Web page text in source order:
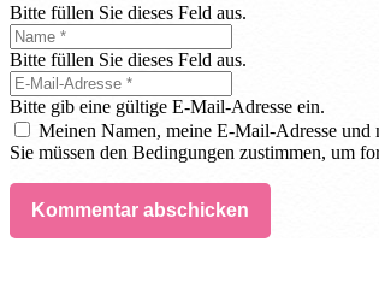
Bitte füllen Sie dieses Feld aus.
Bitte füllen Sie dieses Feld aus.
Bitte gib eine gültige E-Mail-Adresse ein.
Meinen Namen, meine E-Mail-Adresse und
Sie müssen den Bedingungen zustimmen, um
Kommentar abschicken